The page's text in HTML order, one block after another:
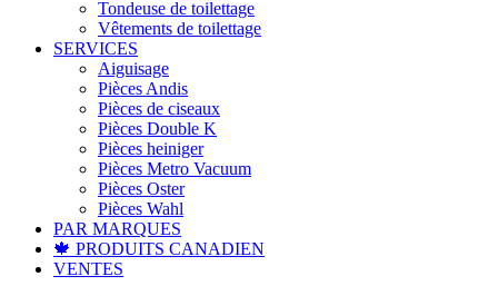
Tondeuse de toilettage
Vêtements de toilettage
SERVICES
Aiguisage
Pièces Andis
Pièces de ciseaux
Pièces Double K
Pièces heiniger
Pièces Metro Vacuum
Pièces Oster
Pièces Wahl
PAR MARQUES
🍁 PRODUITS CANADIEN
VENTES